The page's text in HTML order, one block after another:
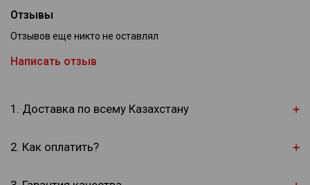
Отзывы
Отзывов еще никто не оставлял
Написать отзыв
1. Доставка по всему Казахстану
2. Как оплатить?